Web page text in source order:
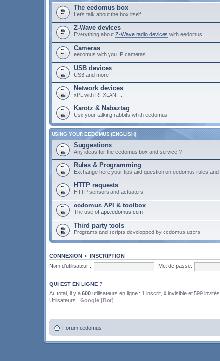
The eedomus box
Let's talk about the box itself
Z-Wave devices
Everything about Z-Wave radio devices with eedomus
Cameras
eedomus with you IP cameras
USB devices
USB and more
Network devices
xPL with RFXLAN, ...
Karotz & Nabaztag
Use your talking rabbits whith eedomus
USING YOUR EEDOMUS (ENGLISH)
Suggestions
Any ideas for the eedomus box and service ?
Rules & Programming
Exchange here your tips and question on eedomus rules and
HTTP requests
HTTP sensors and actuators
eedomus API & toolbox
The use of api.eedomus.com
Third party tools
Programs and scripts developped by eedomus users
CONNEXION • INSCRIPTION
Nom d’utilisateur :
Mot de passe:
QUI EST EN LIGNE ?
Au total, il y a 600 utilisateurs en ligne : 1 inscrit, 0 invisible et 599 invités
Utilisateurs : Google [Bot]
Forum eedomus